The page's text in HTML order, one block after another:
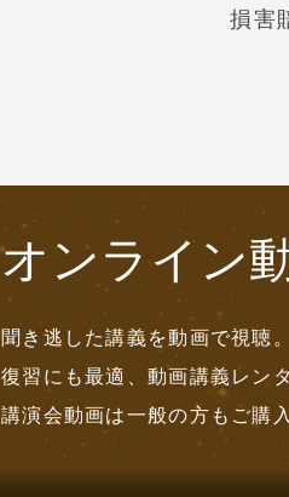
損害
オンライン
聞き逃した講義を動画で視聴。
復習にも最適、動画講義レン
講演会動画は一般の方もご購